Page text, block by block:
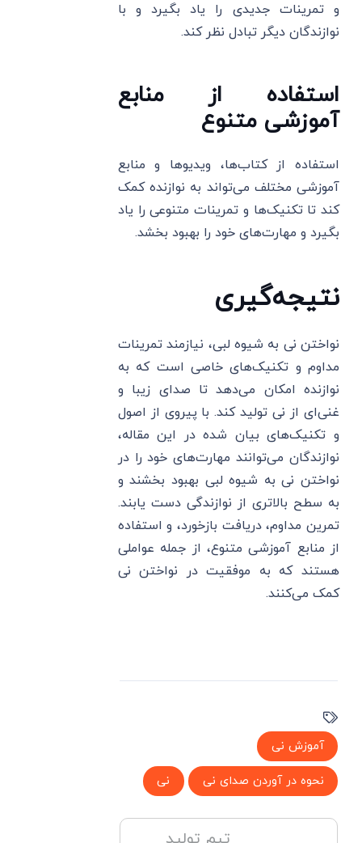
و تمرینات جدیدی را یاد بگیرد و با
نوازندگان دیگر تبادل نظر کند.
استفاده از منابع
آموزشی متنوع
استفاده از کتاب‌ها، ویدیوها و منابع
آموزشی مختلف می‌تواند به نوازنده کمک
کند تا تکنیک‌ها و تمرینات متنوعی را یاد
بگیرد و مهارت‌های خود را بهبود بخشد.
نتیجه‌گیری
نواختن نی به شیوه لبی، نیازمند تمرینات
مداوم و تکنیک‌های خاصی است که به
نوازنده امکان می‌دهد تا صدای زیبا و
غنی‌ای از نی تولید کند. با پیروی از اصول
و تکنیک‌های بیان شده در این مقاله،
نوازندگان می‌توانند مهارت‌های خود را در
نواختن نی به شیوه لبی بهبود بخشند و
به سطح بالاتری از نوازندگی دست یابند.
تمرین مداوم، دریافت بازخورد، و استفاده
از منابع آموزشی متنوع، از جمله عواملی
هستند که به موفقیت در نواختن نی
کمک می‌کنند.
آموزش نی
نحوه در آوردن صدای نی نی